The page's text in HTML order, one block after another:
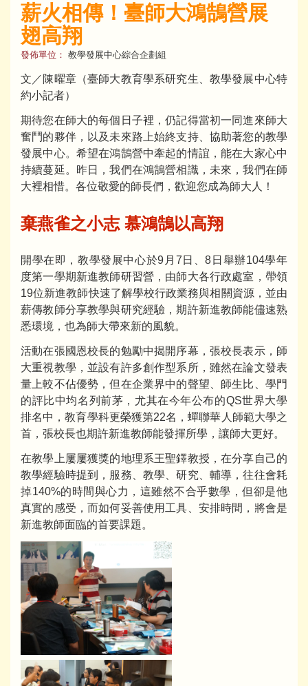
薪火相傳！臺師大鴻鵠營展
翅高翔
發佈單位： 教學發展中心綜合企劃組
文／陳曜章（臺師大教育學系研究生、教學發展中心特
約小記者）
期待您在師大的每個日子裡，仍記得當初一同進來師大
奮鬥的夥伴，以及未來路上始終支持、協助著您的教學
發展中心。希望在鴻鵠營中牽起的情誼，能在大家心中
持續蔓延。昨日，我們在鴻鵠營相識，未來，我們在師
大裡相惜。各位敬愛的師長們，歡迎您成為師大人！
棄燕雀之小志 慕鴻鵠以高翔
開學在即，教學發展中心於9月7日、8日舉辦104學年
度第一學期新進教師研習營，由師大各行政處室，帶領
19位新進教師快速了解學校行政業務與相關資源，並由
薪傳教師分享教學與研究經驗，期許新進教師能儘速熟
悉環境，也為師大帶來新的風貌。
活動在張國恩校長的勉勵中揭開序幕，張校長表示，師
大重視教學，並設有許多創作型系所，雖然在論文發表
量上較不佔優勢，但在企業界中的聲望、師生比、學門
的評比中均名列前茅，尤其在今年公布的QS世界大學
排名中，教育學科更榮獲第22名，蟬聯華人師範大學之
首，張校長也期許新進教師能發揮所學，讓師大更好。
在教學上屢屢獲獎的地理系王聖鐸教授，在分享自己的
教學經驗時提到，服務、教學、研究、輔導，往往會耗
掉140%的時間與心力，這雖然不合乎數學，但卻是他
真實的感受，而如何妥善使用工具、安排時間，將會是
新進教師面臨的首要課題。